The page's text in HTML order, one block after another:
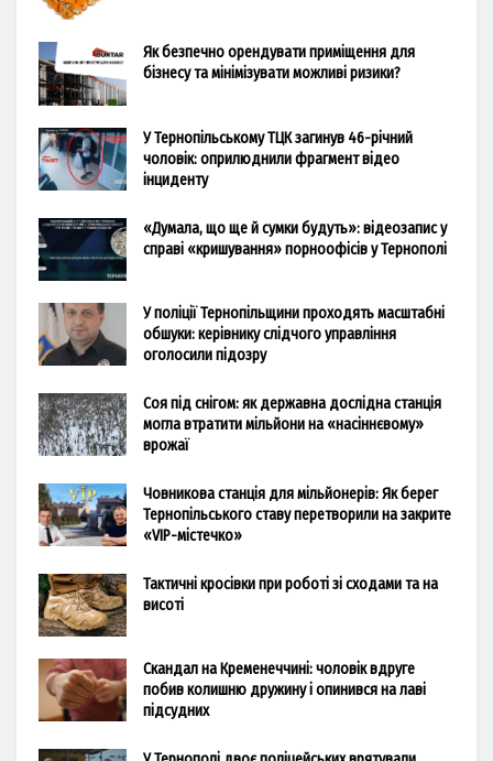
Як безпечно орендувати приміщення для
бізнесу та мінімізувати можливі ризики?
У Тернопільському ТЦК загинув 46-річний
чоловік: оприлюднили фрагмент відео
інциденту
«Думала, що ще й сумки будуть»: відеозапис у
справі «кришування» порноофісів у Тернополі
У поліції Тернопільщини проходять масштабні
обшуки: керівнику слідчого управління
оголосили підозру
Соя під снігом: як державна дослідна станція
могла втратити мільйони на «насіннєвому»
врожаї
Човникова станція для мільйонерів: Як берег
Тернопільського ставу перетворили на закрите
«VIP-містечко»
Тактичні кросівки при роботі зі сходами та на
висоті
Скандал на Кременеччині: чоловік вдруге
побив колишню дружину і опинився на лаві
підсудних